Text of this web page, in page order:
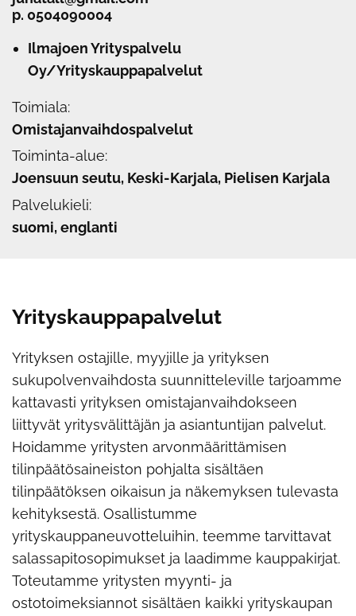
p. 0504090004
Ilmajoen Yrityspalvelu
Oy/Yrityskauppapalvelut
Toimiala:
Omistajanvaihdospalvelut
Toiminta-alue:
Joensuun seutu, Keski-Karjala, Pielisen Karjala
Palvelukieli:
suomi, englanti
Yrityskauppapalvelut
Yrityksen ostajille, myyjille ja yrityksen
sukupolvenvaihdosta suunnitteleville tarjoamme
kattavasti yrityksen omistajanvaihdokseen
liittyvät yritysvälittäjän ja asiantuntijan palvelut.
Hoidamme yritysten arvonmäärittämisen
tilinpäätösaineiston pohjalta sisältäen
tilinpäätöksen oikaisun ja näkemyksen tulevasta
kehityksestä. Osallistumme
yrityskauppaneuvotteluihin, teemme tarvittavat
salassapitosopimukset ja laadimme kauppakirjat.
Toteutamme yritysten myynti- ja
ostotoimeksiannot sisältäen kaikki yrityskaupan